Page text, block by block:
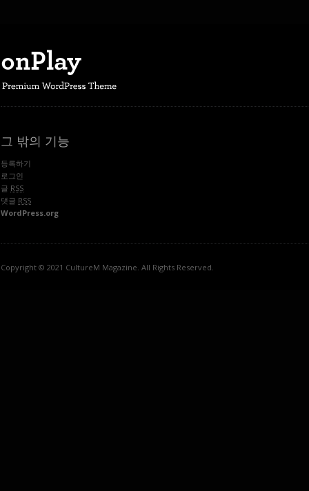
그 밖의 기능
등록하기
로그인
글 RSS
댓글 RSS
WordPress.org
Copyright © 2021 CultureM Magazine. All Rights Reserved.